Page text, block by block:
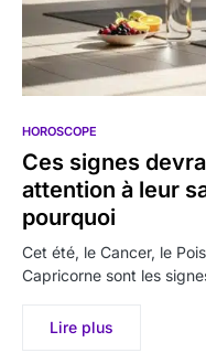
HOROSCOPE
Ces signes
attention à leur
pourquoi
Cet été, le Cancer, le
Capricorne sont les
Lire plus